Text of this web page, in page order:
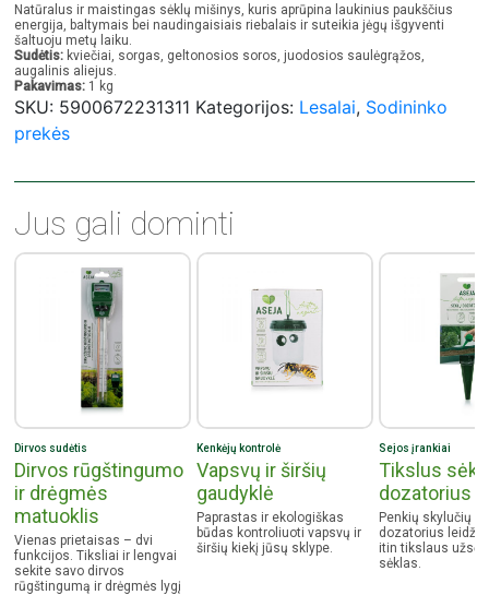
Natūralus ir maistingas sėklų mišinys, kuris aprūpina laukinius paukščius
energija, baltymais bei naudingaisiais riebalais ir suteikia jėgų išgyventi
šaltuoju metų laiku.
Sudėtis: kviečiai, sorgas, geltonosios soros, juodosios saulėgrąžos,
augalinis aliejus.
Pakavimas: 1 kg
SKU: 5900672231311 Kategorijos: Lesalai, Sodininko
prekės
Jus gali dominti
Dirvos sudėtis
Dirvos rūgštingumo
ir drėgmės
matuoklis
Vienas prietaisas – dvi
funkcijos. Tiksliai ir lengvai
sekite savo dirvos
rūgštingumą ir drėgmės lygį
Kenkėjų kontrolė
Vapsvų ir širšių
gaudyklė
Paprastas ir ekologiškas
būdas kontroliuoti vapsvų ir
širšių kiekį jūsų sklype.
Sejos įrankiai
Tikslus
dozatorius
Penkių skylučių
dozatorius
itin tikslaus
sėklas.